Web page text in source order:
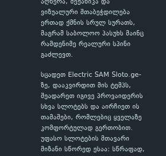
აღწერა, მექანიკა და
ვიზუალური შთაბეჭდილება
ერთად ქმნის სრულ სურათს,
მაგრამ საბოლოო პასუხს მაინც
რამდენიმე რეალური სპინი
გაძლევთ.
სცადეთ Electric SAM Sloto.ge-
ზე, დააკვირდით მის ტემპს,
შეადარეთ იგივე პროვაიდერის
სხვა სლოტებს და აირჩიეთ ის
თამაშები, რომლებიც ყველაზე
კომფორტულად გერთობით.
უფასო სლოტების მთავარი
მიზანი სწორედ ესაა: სწრაფად,